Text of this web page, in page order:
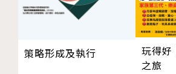
✧目標是「最棒的工作與美好的人
從事愈棒的工作，就愈能產出大量
等的人生價值。因此要將自己放在
過工作學習、改變，進而提升自我
す 沙灘裡藏著沙金
ゆ 所有的名人一開始都是默默無
な 這是本想要闡述什麼的書呢？
策略形成及執行
玩得好
之旅